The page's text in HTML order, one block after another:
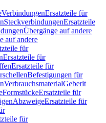
VerbindungenErsatzteile für
SteckverbindungenErsatzteile
Übergänge auf andere
auf andere
für
Ersatzteile für
Ersatzteile für
Befestigungen für
VerbrauchsmaterialGeberit
FormstückeErsatzteile für
AbzweigeErsatzteile für
für